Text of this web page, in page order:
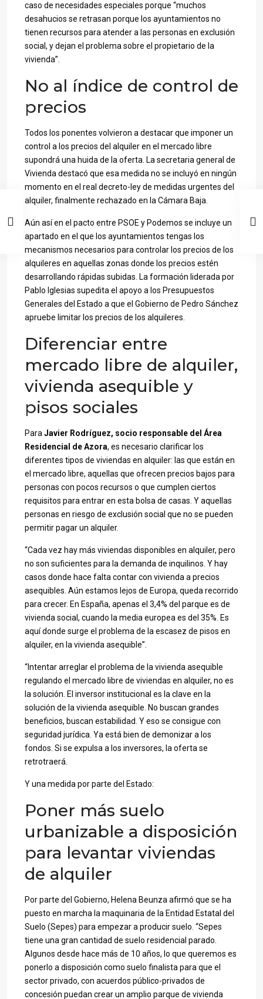
caso de necesidades especiales porque “muchos
desahucios se retrasan porque los ayuntamientos no
tienen recursos para atender a las personas en exclusión
social, y dejan el problema sobre el propietario de la
vivienda”.
No al índice de control de
precios
Todos los ponentes volvieron a destacar que imponer un
control a los precios del alquiler en el mercado libre
supondrá una huida de la oferta. La secretaria general de
Vivienda destacó que esa medida no se incluyó en ningún
momento en el real decreto-ley de medidas urgentes del
alquiler, finalmente rechazado en la Cámara Baja.
Aún así en el pacto entre PSOE y Podemos se incluye un
apartado en el que los ayuntamientos tengas los
mecanismos necesarios para controlar los precios de los
alquileres en aquellas zonas donde los precios estén
desarrollando rápidas subidas. La formación liderada por
Pablo Iglesias supedita el apoyo a los Presupuestos
Generales del Estado a que el Gobierno de Pedro Sánchez
apruebe limitar los precios de los alquileres.
Diferenciar entre
mercado libre de alquiler,
vivienda asequible y
pisos sociales
Para Javier Rodríguez, socio responsable del Área
Residencial de Azora, es necesario clarificar los
diferentes tipos de viviendas en alquiler: las que están en
el mercado libre, aquellas que ofrecen precios bajos para
personas con pocos recursos o que cumplen ciertos
requisitos para entrar en esta bolsa de casas. Y aquellas
personas en riesgo de exclusión social que no se pueden
permitir pagar un alquiler.
“Cada vez hay más viviendas disponibles en alquiler, pero
no son suficientes para la demanda de inquilinos. Y hay
casos donde hace falta contar con vivienda a precios
asequibles. Aún estamos lejos de Europa, queda recorrido
para crecer. En España, apenas el 3,4% del parque es de
vivienda social, cuando la media europea es del 35%. Es
aquí donde surge el problema de la escasez de pisos en
alquiler, en la vivienda asequible”.
“Intentar arreglar el problema de la vivienda asequible
regulando el mercado libre de viviendas en alquiler, no es
la solución. El inversor institucional es la clave en la
solución de la vivienda asequible. No buscan grandes
beneficios, buscan estabilidad. Y eso se consigue con
seguridad jurídica. Ya está bien de demonizar a los
fondos. Si se expulsa a los inversores, la oferta se
retrotraerá.
Y una medida por parte del Estado:
Poner más suelo
urbanizable a disposición
para levantar viviendas
de alquiler
Por parte del Gobierno, Helena Beunza afirmó que se ha
puesto en marcha la maquinaria de la Entidad Estatal del
Suelo (Sepes) para empezar a producir suelo. “Sepes
tiene una gran cantidad de suelo residencial parado.
Algunos desde hace más de 10 años, lo que queremos es
ponerlo a disposición como suelo finalista para que el
sector privado, con acuerdos público-privados de
concesión puedan crear un amplio parque de vivienda